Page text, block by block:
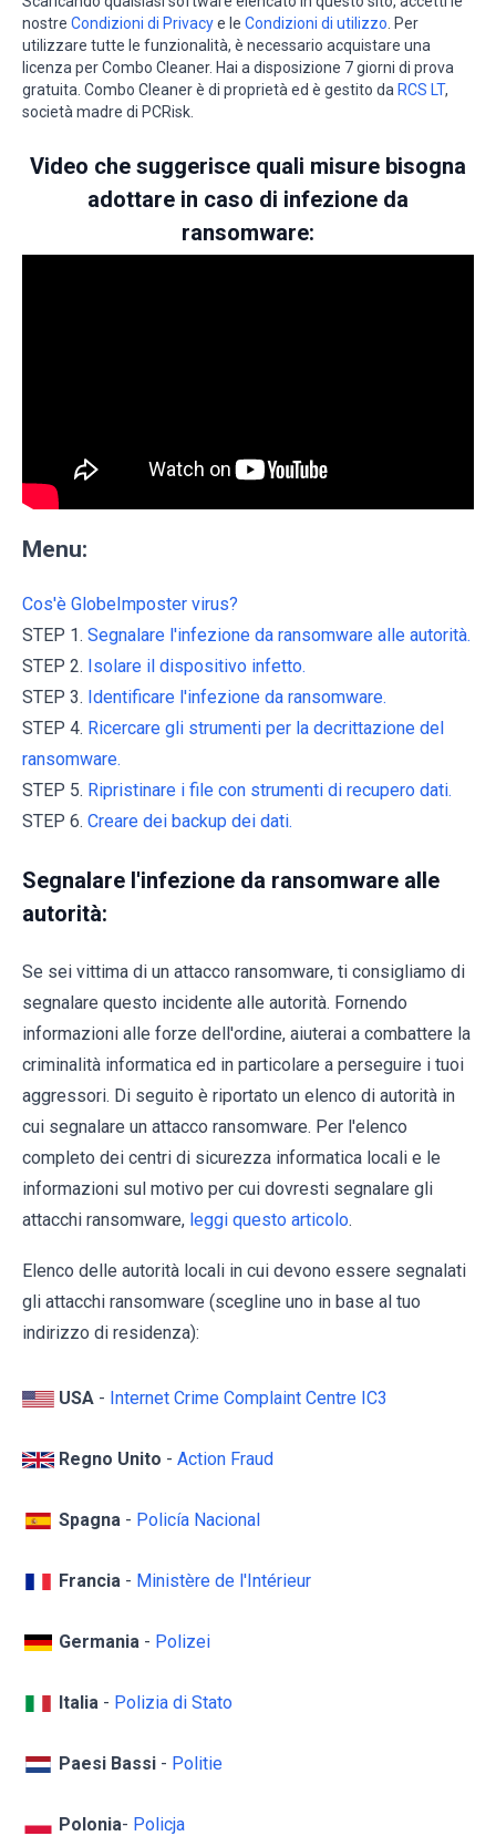
nostre Condizioni di Privacye le Condizioni di utilizzo . Per
utilizzare tutte le funzionalità, è necessario acquistare una
licenza per Combo Cleaner. Hai a disposizione 7 giorni di prova
gratuita. Combo Cleaner è di proprietà ed è gestito da RCS LT,
società madre di PCRisk.
Video che suggerisce quali misure bisogna
adottare in caso di infezione da
ransomware:
Menu:
Cos'è GlobeImposter virus?
STEP 1. Segnalare l'infezione da ransomware alle autorità.
STEP 2. Isolare il dispositivo infetto.
STEP 3. Identificare l'infezione da ransomware.
STEP 4. Ricercare gli strumenti per la decrittazione del
ransomware.
STEP 5. Ripristinare i file con strumenti di recupero dati.
STEP 6. Creare dei backup dei dati.
Segnalare l'infezione da ransomware alle
autorità:
Se sei vittima di un attacco ransomware, ti consigliamo di
segnalare questo incidente alle autorità. Fornendo
informazioni alle forze dell'ordine, aiuterai a combattere la
criminalità informatica ed in particolare a perseguire i tuoi
aggressori. Di seguito è riportato un elenco di autorità in
cui segnalare un attacco ransomware. Per l'elenco
completo dei centri di sicurezza informatica locali e le
informazioni sul motivo per cui dovresti segnalare gli
attacchi ransomware, leggi questo articolo.
Elenco delle autorità locali in cui devono essere segnalati
gli attacchi ransomware (scegline uno in base al tuo
indirizzo di residenza):
USA - Internet Crime Complaint Centre IC3
Regno Unito - Action Fraud
Spagna - Policía Nacional
Francia - Ministère de l'Intérieur
Germania - Polizei
Italia - Polizia di Stato
Paesi Bassi - Politie
Polonia- Policja